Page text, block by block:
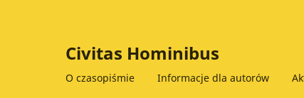
Civitas Hominibus
O czasopiśmie Informacje dla autorów